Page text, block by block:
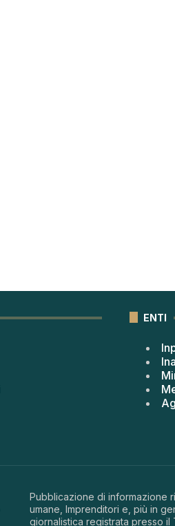
ENTI
Pubblicazione di informazione
umane, Imprenditori e, più in
giornalistica registrata presso il